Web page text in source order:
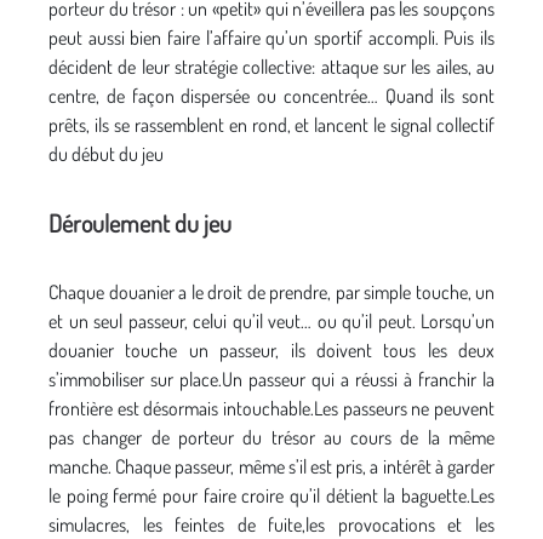
porteur du trésor : un «petit» qui n’éveillera pas les soupçons
peut aussi bien faire l’affaire qu’un sportif accompli. Puis ils
décident de leur stratégie collective: attaque sur les ailes, au
centre, de façon dispersée ou concentrée… Quand ils sont
prêts, ils se rassemblent en rond, et lancent le signal collectif
du début du jeu
Déroulement du jeu
Chaque douanier a le droit de prendre, par simple touche, un
et un seul passeur, celui qu’il veut… ou qu’il peut. Lorsqu’un
douanier touche un passeur, ils doivent tous les deux
s’immobiliser sur place.Un passeur qui a réussi à franchir la
frontière est désormais intouchable.Les passeurs ne peuvent
pas changer de porteur du trésor au cours de la même
manche. Chaque passeur, même s’il est pris, a intérêt à garder
le poing fermé pour faire croire qu’il détient la baguette.Les
simulacres, les feintes de fuite,les provocations et les